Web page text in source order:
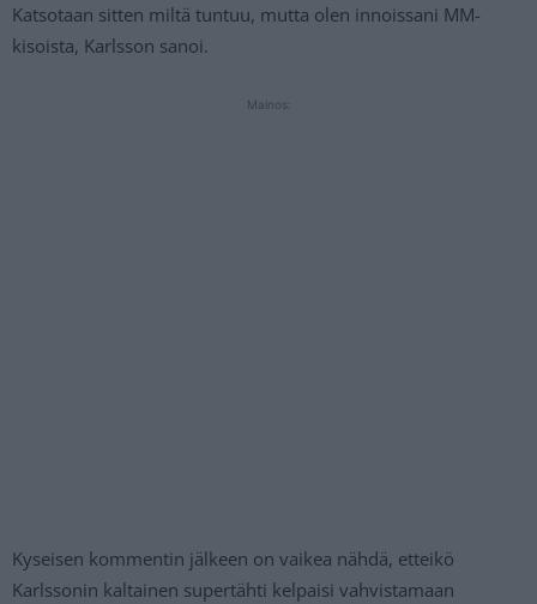
Katsotaan sitten miltä tuntuu, mutta olen innoissani MM-
kisoista, Karlsson sanoi.
Mainos:
Kyseisen kommentin jälkeen on vaikea nähdä, etteikö
Karlssonin kaltainen supertähti kelpaisi vahvistamaan